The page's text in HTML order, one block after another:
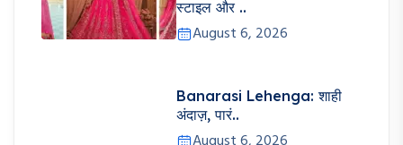
August 6, 2026
डिज़ाइनों..
August 6, 2026